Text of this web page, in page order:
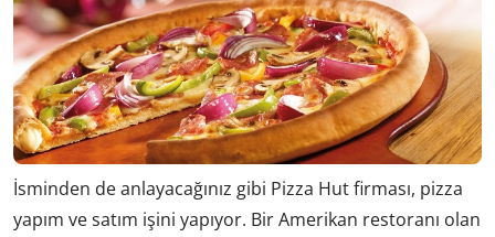
İsminden de anlayacağınız gibi Pizza Hut firması, pizza
yapım ve satım işini yapıyor. Bir Amerikan restoranı olan